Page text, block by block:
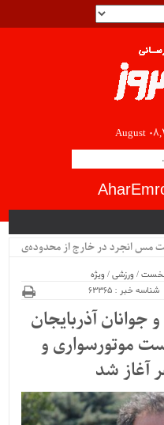
August
مس انجرد در خارج از محدوده‌ی
/ ورزشی/ ویژه
شناسه خبر : 63365
آذربایجان
موتورسواری و
آغاز شد